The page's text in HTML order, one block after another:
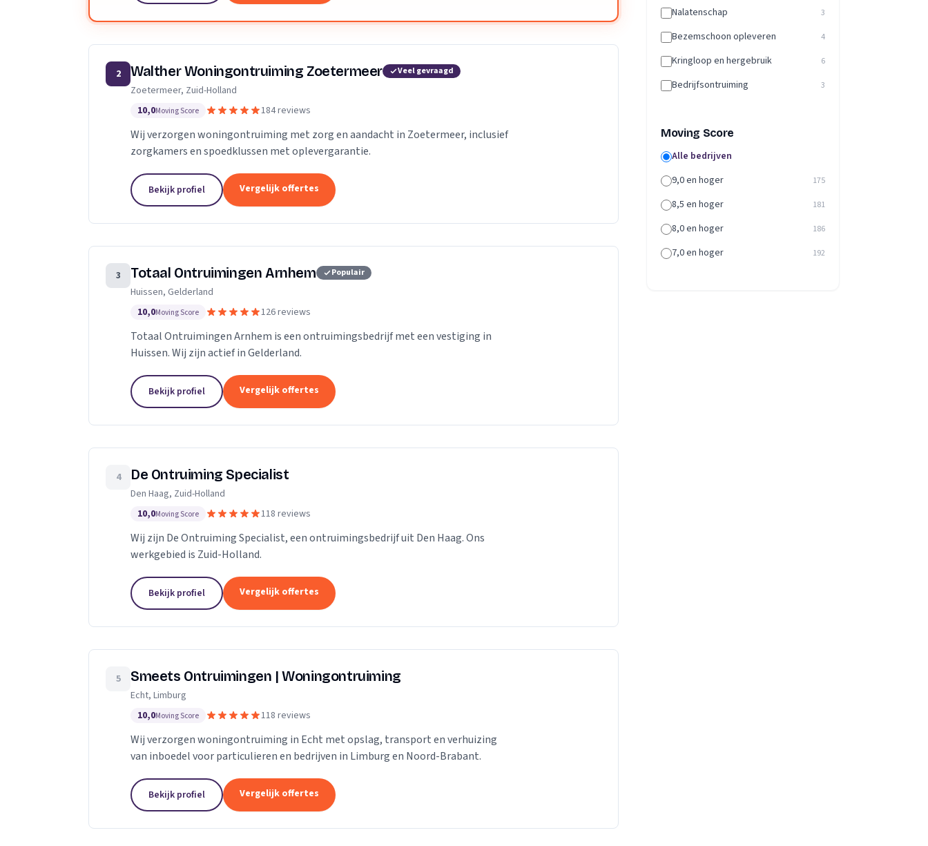
2 Walther Woningontruiming Zoetermeer Veel gevraagd
Zoetermeer, Zuid-Holland
10,0Moving Score 184 reviews
Wij verzorgen woningontruiming met zorg en aandacht in Zoetermeer, inclusief
zorgkamers en spoedklussen met oplevergarantie.
Bekijk profiel Vergelijk offertes
3 Totaal Ontruimingen Arnhem Populair
Huissen, Gelderland
10,0Moving Score 126 reviews
Totaal Ontruimingen Arnhem is een ontruimingsbedrijf met een vestiging in
Huissen. Wij zijn actief in Gelderland.
Bekijk profiel Vergelijk offertes
4 De Ontruiming Specialist
Den Haag, Zuid-Holland
10,0Moving Score 118 reviews
Wij zijn De Ontruiming Specialist, een ontruimingsbedrijf uit Den Haag. Ons
werkgebied is Zuid-Holland.
Bekijk profiel Vergelijk offertes
5 Smeets Ontruimingen | Woningontruiming
Echt, Limburg
10,0Moving Score 118 reviews
Wij verzorgen woningontruiming in Echt met opslag, transport en verhuizing
van inboedel voor particulieren en bedrijven in Limburg en Noord-Brabant.
Bekijk profiel Vergelijk offertes
Nalatenschap 3
Bezemschoon opleveren 4
Kringloop en hergebruik 6
Bedrijfsontruiming 3
Moving Score
Alle bedrijven
9,0 en hoger
175
8,5 en hoger 181
8,0 en hoger 186
7,0 en hoger 192